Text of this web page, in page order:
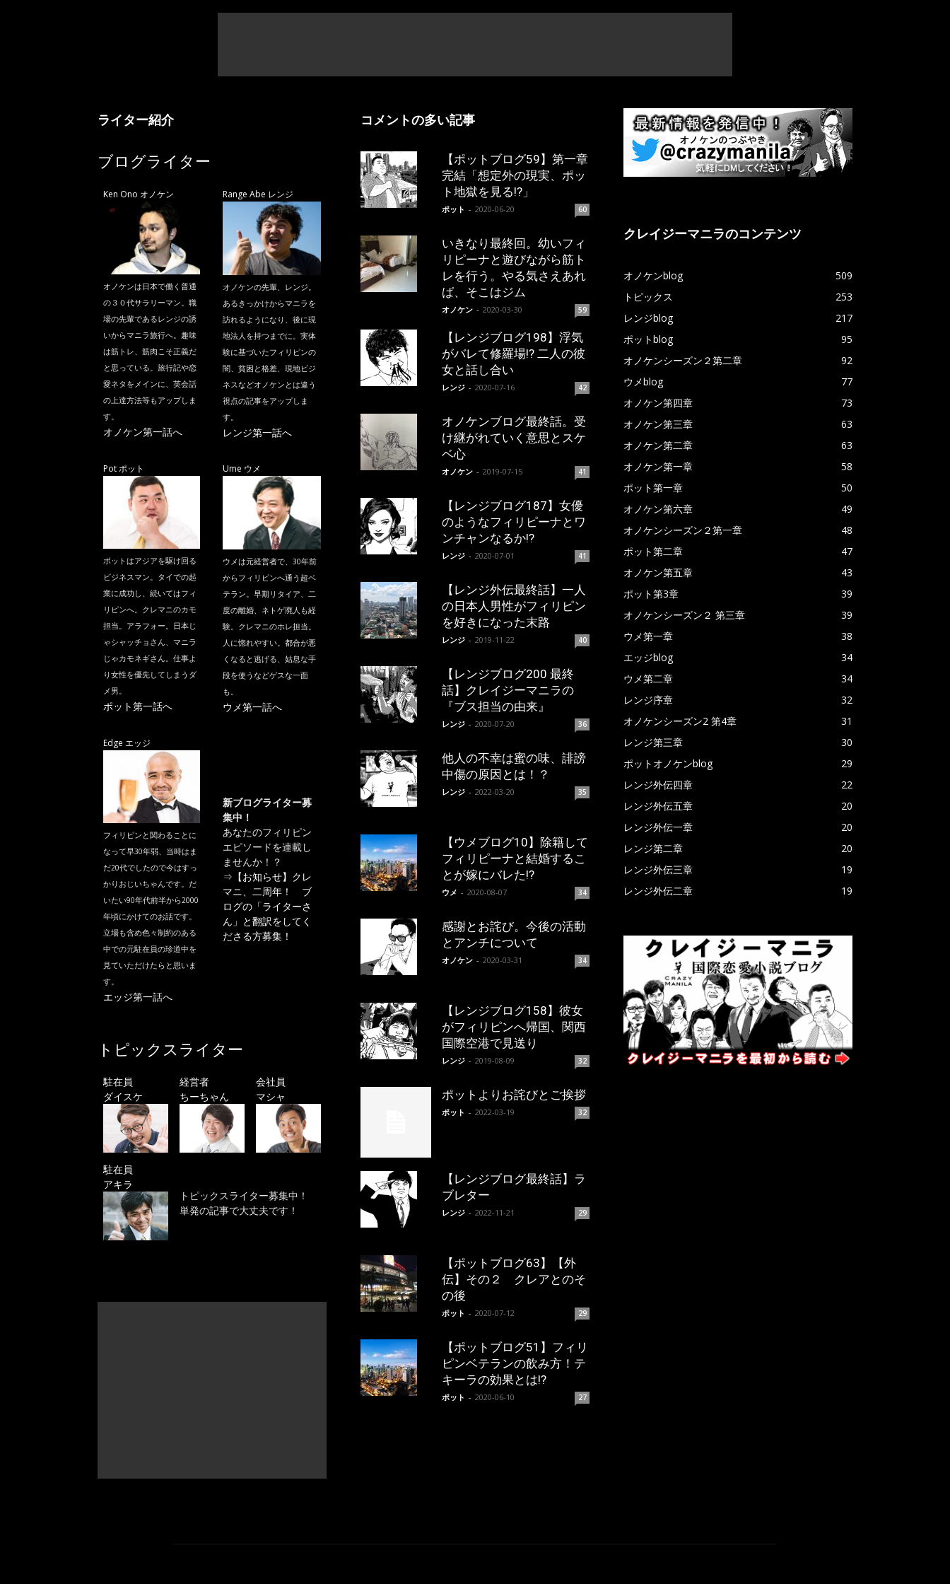
ライター紹介
ブログライター
Ken Ono オノケン
オノケンは日本で働く普通
の３０代サラリーマン。職
場の先輩であるレンジの誘
いからマニラ旅行へ。趣味
は筋トレ、筋肉こそ正義だ
と思っている。旅行記や恋
愛ネタをメインに、英会話
の上達方法等もアップしま
す。
オノケン第一話へ
Range Abe レンジ
オノケンの先輩、レンジ。
あるきっかけからマニラを
訪れるようになり、後に現
地法人を持つまでに。実体
験に基づいたフィリピンの
闇、貧困と格差、現地ビジ
ネスなどオノケンとは違う
視点の記事をアップしま
す。
レンジ第一話へ
Pot ポット
ポットはアジアを駆け回る
ビジネスマン。タイでの起
業に成功し、続いてはフィ
リピンへ。クレマニのカモ
担当。アラフォー。日本じ
ゃシャッチョさん、マニラ
じゃカモネギさん。仕事よ
り女性を優先してしまうダ
メ男。
ポット第一話へ
Ume ウメ
ウメは元経営者で、30年前
からフィリピンへ通う超ベ
テラン。早期リタイア、二
度の離婚、ネトゲ廃人も経
験。クレマニのホレ担当。
人に惚れやすい。都合が悪
くなると逃げる、姑息な手
段を使うなどゲスな一面
も。
ウメ第一話へ
Edge エッジ
フィリピンと関わることに
なって早30年弱、当時はま
だ20代でしたので今はすっ
かりおじいちゃんです。だ
いたい90年代前半から2000
年頃にかけてのお話です。
立場も含め色々制約のある
中での元駐在員の珍道中を
見ていただけたらと思いま
す。
エッジ第一話へ
新ブログライター募
集中！
あなたのフィリピン
エピソードを連載し
ませんか！？
⇒ 【お知らせ】クレ
マニ、二周年！ ブ
ログの「ライターさ
ん」と翻訳をしてく
ださる方募集！
トピックスライター
駐在員
ダイスケ
経営者
ちーちゃん
会社員
マシャ
駐在員
アキラ
トピックスライター募集中！
単発の記事で大丈夫です！
コメントの多い記事
【ポットブログ59】第一章
完結「想定外の現実、ポッ
ト地獄を見る!?」
ポット - 2020-06-20 60
いきなり最終回。幼いフィ
リピーナと遊びながら筋ト
レを行う。やる気さえあれ
ば、そこはジム
オノケン - 2020-03-30 59
【レンジブログ198】浮気
がバレて修羅場!? 二人の彼
女と話し合い
レンジ - 2020-07-16 42
オノケンブログ最終話。受
け継がれていく意思とスケ
ベ心
オノケン - 2019-07-15 41
【レンジブログ187】女優
のようなフィリピーナとワ
ンチャンなるか!?
レンジ - 2020-07-01 41
【レンジ外伝最終話】一人
の日本人男性がフィリピン
を好きになった末路
レンジ - 2019-11-22 40
【レンジブログ200 最終
話】クレイジーマニラの
『ブス担当の由来』
レンジ - 2020-07-20 36
他人の不幸は蜜の味、誹謗
中傷の原因とは！？
レンジ - 2022-03-20 35
【ウメブログ10】除籍して
フィリピーナと結婚するこ
とが嫁にバレた!?
ウメ - 2020-08-07 34
感謝とお詫び。今後の活動
とアンチについて
オノケン - 2020-03-31 34
【レンジブログ158】彼女
がフィリピンへ帰国、関西
国際空港で見送り
レンジ - 2019-08-09 32
ポットよりお詫びとご挨拶
ポット - 2022-03-19 32
【レンジブログ最終話】ラ
ブレター
レンジ - 2022-11-21 29
【ポットブログ63】【外
伝】その２ クレアとのそ
の後
ポット - 2020-07-12 29
【ポットブログ51】フィリ
ピンベテランの飲み方！テ
キーラの効果とは!?
ポット - 2020-06-10 27
クレイジーマニラのコンテンツ
オノケンblog
509
トピックス
253
レンジblog
217
ポットblog
95
オノケンシーズン２第二章
92
ウメblog
77
オノケン第四章
73
オノケン第三章
63
オノケン第二章
63
オノケン第一章
58
ポット第一章
50
オノケン第六章
49
オノケンシーズン２第一章
48
ポット第二章
47
オノケン第五章
43
ポット第3章
39
オノケンシーズン２ 第三章
39
ウメ第一章
38
エッジblog
34
ウメ第二章
34
レンジ序章
32
オノケンシーズン2 第4章
31
レンジ第三章
30
ポットオノケンblog
29
レンジ外伝四章
22
レンジ外伝五章
20
レンジ外伝一章
20
レンジ第二章
20
レンジ外伝三章
19
レンジ外伝二章
19